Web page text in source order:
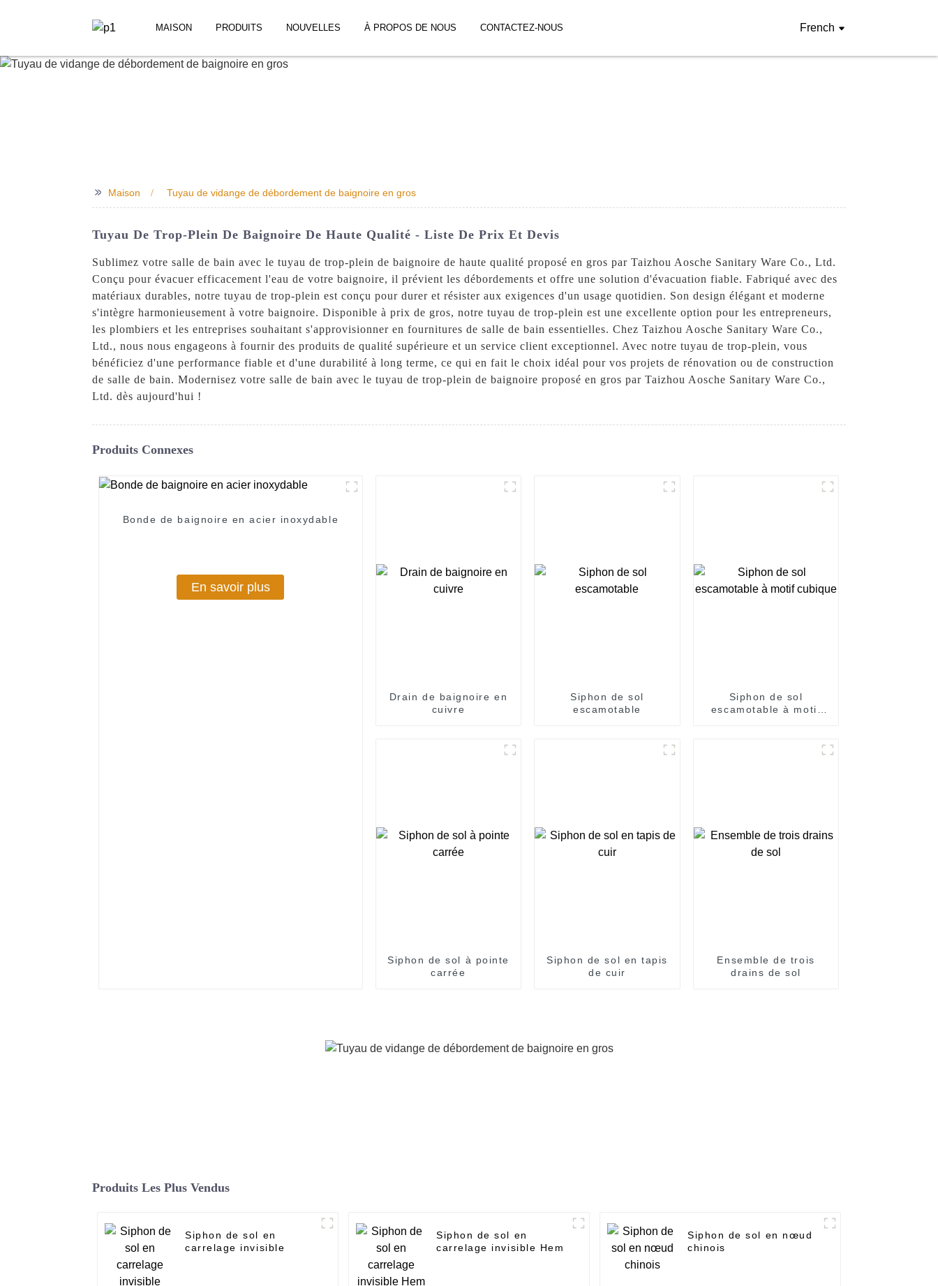
MAISON PRODUITS NOUVELLES À PROPOS DE NOUS CONTACTEZ-NOUS French
>> Maison Tuyau de vidange de débordement de baignoire en gros
Tuyau De Trop-Plein De Baignoire De Haute Qualité - Liste De Prix Et Devis
Sublimez votre salle de bain avec le tuyau de trop-plein de baignoire de haute qualité proposé en gros par Taizhou Aosche Sanitary Ware Co., Ltd.
Conçu pour évacuer efficacement l'eau de votre baignoire, il prévient les débordements et offre une solution d'évacuation fiable. Fabriqué avec des
matériaux durables, notre tuyau de trop-plein est conçu pour durer et résister aux exigences d'un usage quotidien. Son design élégant et moderne
s'intègre harmonieusement à votre baignoire. Disponible à prix de gros, notre tuyau de trop-plein est une excellente option pour les entrepreneurs,
les plombiers et les entreprises souhaitant s'approvisionner en fournitures de salle de bain essentielles. Chez Taizhou Aosche Sanitary Ware Co.,
Ltd., nous nous engageons à fournir des produits de qualité supérieure et un service client exceptionnel. Avec notre tuyau de trop-plein, vous
bénéficiez d'une performance fiable et d'une durabilité à long terme, ce qui en fait le choix idéal pour vos projets de rénovation ou de construction
de salle de bain. Modernisez votre salle de bain avec le tuyau de trop-plein de baignoire proposé en gros par Taizhou Aosche Sanitary Ware Co.,
Ltd. dès aujourd'hui !
Produits Connexes
Bonde de baignoire en acier inoxydable
En savoir plus
Drain de baignoire en
cuivre
Siphon de sol
escamotable
Siphon de sol
escamotable à motif
Siphon de sol à pointe
carrée
Siphon de sol en tapis
de cuir
Ensemble de trois
drains de sol
Produits Les Plus Vendus
Siphon de sol en
carrelage invisible
Siphon de sol en
carrelage invisible Hem
Siphon de sol en nœud
chinois